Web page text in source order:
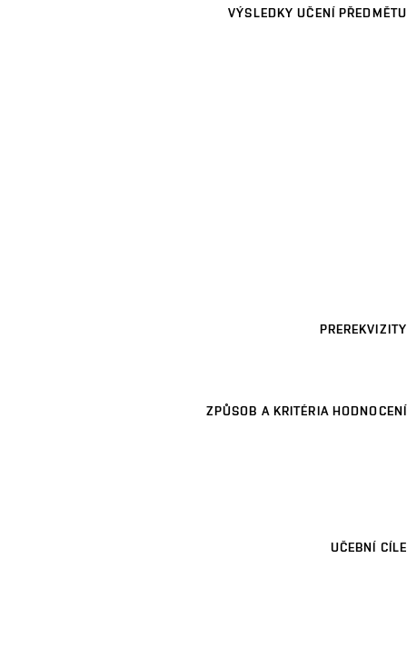
VÝSLEDKY UČENÍ PŘEDMĚTU
PREREKVIZITY
ZPŮSOB A KRITÉRIA HODNOCENÍ
UČEBNÍ CÍLE